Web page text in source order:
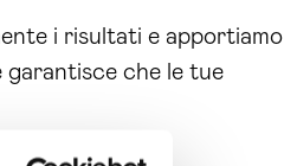
i risultati e apportiamo
garantisce che le tue